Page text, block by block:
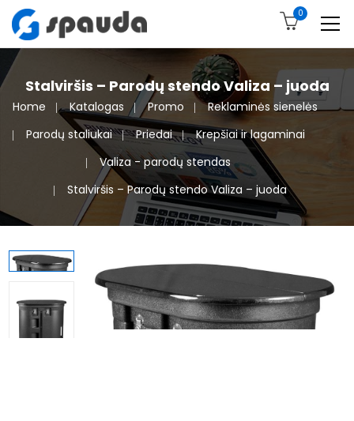
0
Stalviršis – Parodų stendo Valiza – juoda
Home Katalogas Promo
Reklaminės sienelės
Parodų staliukai
Priedai
Krepšiai ir lagaminai
Valiza - parodų stendas
Stalviršis – Parodų stendo Valiza – juoda